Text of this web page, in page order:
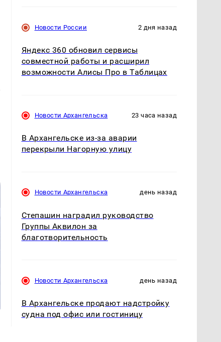
Где будет встреча
России: Европа?
Такую зиму в России
так?!
Новости России 2 дня назад
Яндекс 360 обновил сервисы
совместной работы и расширил
возможности Алисы Про в Таблицах
Новости Архангельска 23 часа назад
В Архангельске из-за аварии
перекрыли Нагорную улицу
Новости Архангельска день назад
Степашин наградил руководство
Группы Аквилон за
благотворительность
Новости Архангельска день назад
В Архангельске продают надстройку
судна под офис или гостиницу